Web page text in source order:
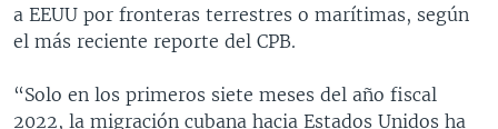
a EEUU por fronteras terrestres o marítimas, según
el más reciente reporte del CPB.
“Solo en los primeros siete meses del año fiscal
2022, la migración cubana hacia Estados Unidos ha